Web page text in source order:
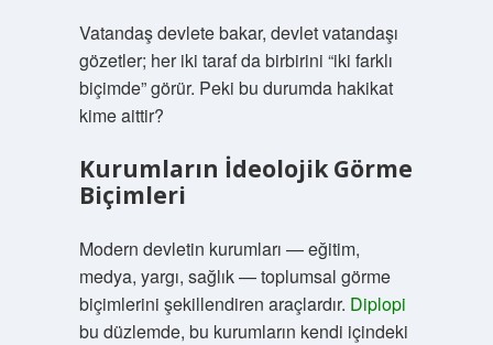
Vatandaş devlete bakar, devlet vatandaşı
gözetler; her iki taraf da birbirini “iki farklı
biçimde” görür. Peki bu durumda hakikat
kime aittir?
Kurumların İdeolojik Görme
Biçimleri
Modern devletin kurumları — eğitim,
medya, yargı, sağlık — toplumsal görme
biçimlerini şekillendiren araçlardır. Diplopi
bu düzlemde, bu kurumların kendi içindeki